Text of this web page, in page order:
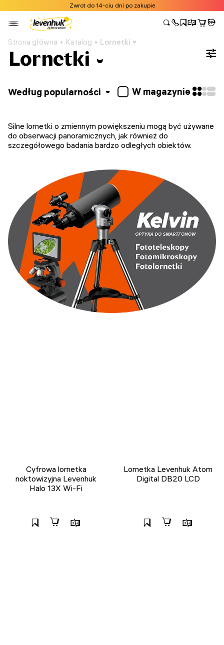
Zwrot do 14-ciu dni po zakupie
Strona główna Katalog Lornetki
Lornetki
Według popularności W magazynie
Silne lornetki o zmiennym powiększeniu mogą być używane
do obserwacji panoramicznych, jak również do
szczegółowego badania bardzo odległych obiektów.
Cyfrowa lornetka
noktowizyjna Levenhuk
Halo 13X Wi-Fi
Lornetka Levenhuk Atom
Digital DB20 LCD